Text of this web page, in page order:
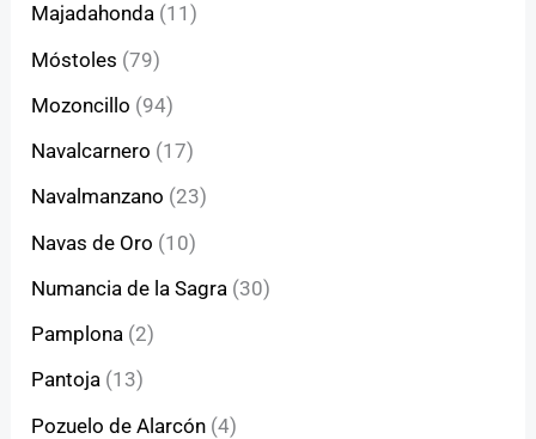
Majadahonda (11)
Móstoles (79)
Mozoncillo (94)
Navalcarnero (17)
Navalmanzano (23)
Navas de Oro (10)
Numancia de la Sagra (30)
Pamplona (2)
Pantoja (13)
Pozuelo de Alarcón (4)